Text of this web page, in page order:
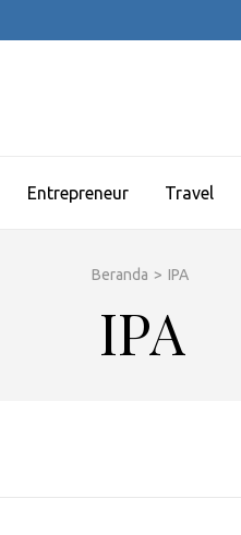
Entrepreneur Travel
Beranda > IPA
IPA